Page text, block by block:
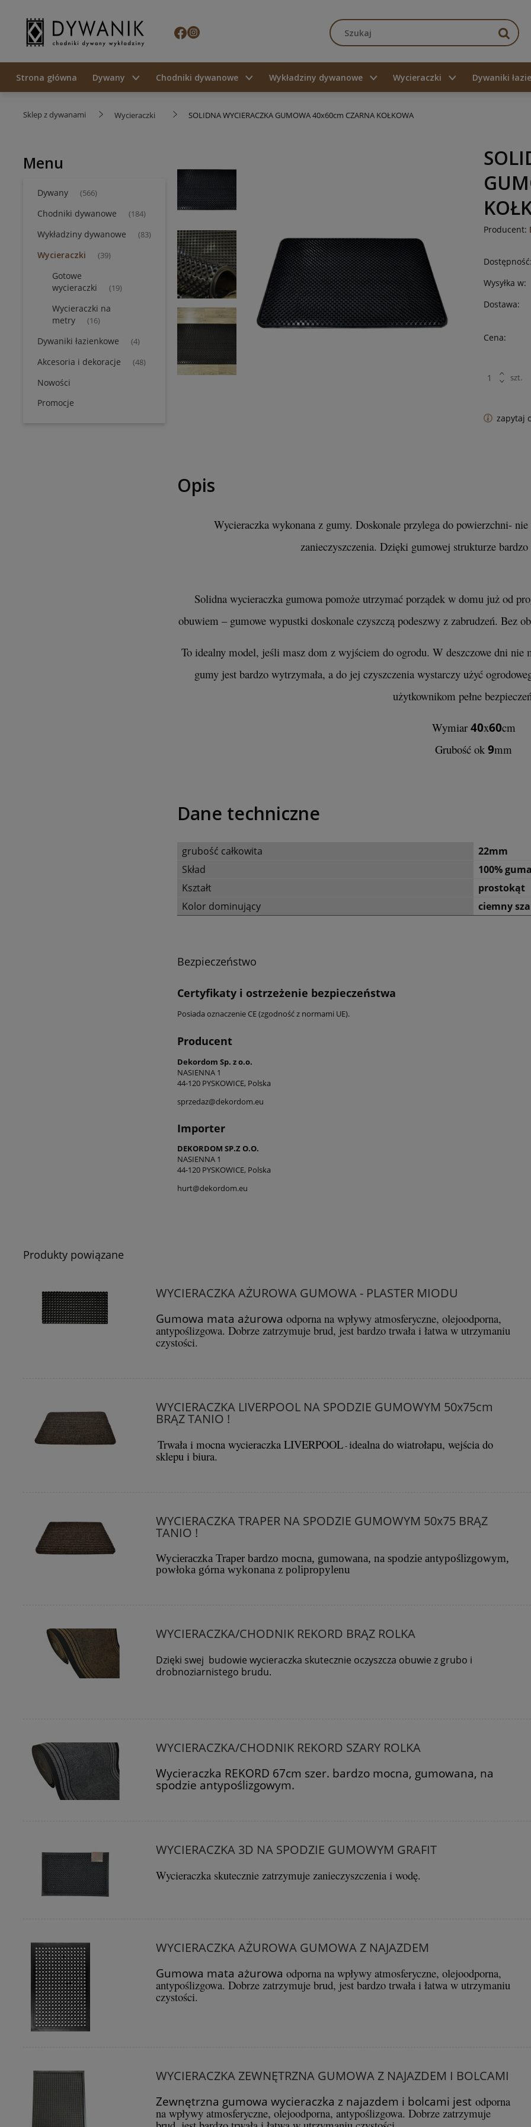
Strona główna Dywany Chodniki dywanowe Wykładziny dywanowe Wycieraczki Dywaniki
Sklep z dywanami Wycieraczki SOLIDNA WYCIERACZKA GUMOWA 40x60cm CZARNA KOŁKOWA
Menu
Dywany (566)
Chodniki dywanowe (184)
Wykładziny dywanowe (83)
Wycieraczki (39)
Gotowe
wycieraczki
(19)
Wycieraczki na
metry
(16)
Dywaniki łazienkowe (4)
Akcesoria i dekoracje (48)
Nowości
Promocje
Producent:
Wysyłka w:
Dostawa:
Cena:
szt.
zapytaj
Opis
Wycieraczka wykonana z gumy. Doskonale przylega do powierzchni-
zanieczyszczenia. Dzięki gumowej strukturze
Solidna wycieraczka gumowa pomoże utrzymać porządek w domu już od
obuwiem – gumowe wypustki doskonale czyszczą podeszwy z zabrudzeń. Bez
To idealny model, jeśli masz dom z wyjściem do ogrodu. W deszczowe dni nie
gumy jest bardzo wytrzymała, a do jej czyszczenia wystarczy użyć
użytkownikom pełne
Wymiar 40x60cm
Grubość ok 9mm
Dane techniczne
grubość całkowita
22mm
Skład
100%
Kształt
prostokąt
Kolor dominujący
ciemny
Bezpieczeństwo
Certyfikaty i ostrzeżenie bezpieczeństwa
Posiada oznaczenie CE (zgodność z normami UE).
Producent
Dekordom Sp. z o.o.
NASIENNA 1
44-120 PYSKOWICE, Polska
sprzedaz@dekordom.eu
Importer
DEKORDOM SP.Z O.O.
NASIENNA 1
44-120 PYSKOWICE, Polska
hurt@dekordom.eu
Produkty powiązane
WYCIERACZKA AŻUROWA GUMOWA - PLASTER MIODU
Gumowa mata ażurowa odporna na wpływy atmosferyczne, olejoodporna,
antypoślizgowa. Dobrze zatrzymuje brud, jest bardzo trwała i łatwa w utrzymaniu
czystości.
WYCIERACZKA LIVERPOOL NA SPODZIE GUMOWYM 50x75cm
BRĄZ TANIO !
Trwała i mocna wycieraczka LIVERPOOL-idealna do wiatrołapu, wejścia do
sklepu i biura.
WYCIERACZKA TRAPER NA SPODZIE GUMOWYM 50x75 BRĄZ
TANIO !
Wycieraczka Traper bardzo mocna, gumowana, na spodzie antypoślizgowym,
powłoka górna wykonana z polipropylenu
WYCIERACZKA/CHODNIK REKORD BRĄZ ROLKA
Dzięki swej budowie wycieraczka skutecznie oczyszcza obuwie z grubo i
drobnoziarnistego brudu.
WYCIERACZKA/CHODNIK REKORD SZARY ROLKA
Wycieraczka REKORD 67cm szer. bardzo mocna, gumowana, na
spodzie antypoślizgowym.
WYCIERACZKA 3D NA SPODZIE GUMOWYM GRAFIT
Wycieraczka skutecznie zatrzymuje zanieczyszczenia i wodę.
WYCIERACZKA AŻUROWA GUMOWA Z NAJAZDEM
Gumowa mata ażurowa odporna na wpływy atmosferyczne, olejoodporna,
antypoślizgowa. Dobrze zatrzymuje brud, jest bardzo trwała i łatwa w utrzymaniu
czystości.
WYCIERACZKA ZEWNĘTRZNA GUMOWA Z NAJAZDEM I BOLCAMI
Zewnętrzna gumowa wycieraczka z najazdem i bolcami jest odporna
na wpływy atmosferyczne, olejoodporna, antypoślizgowa. Dobrze zatrzymuje